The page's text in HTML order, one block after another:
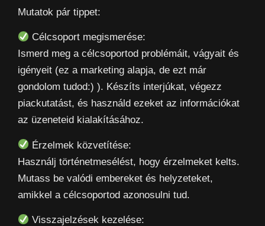
Mutatok pár tippet:
Célcsoport megismerése:
Ismerd meg a célcsoportod problémáit, vágyait és
igényeit (ez a marketing alapja, de ezt már
gondolom tudod:) ). Készíts interjúkat, végezz
piackutatást, és használd ezeket az információkat
az üzeneteid kialakításához.
Érzelmek közvetítése:
Használj történetmesélést, hogy érzelmeket kelts.
Mutass be valódi embereket és helyzeteket,
amikkel a célcsoportod azonosulni tud.
Visszajelzések kezelése: